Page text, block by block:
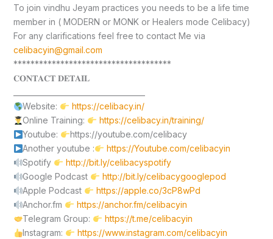
To join vindhu Jeyam practices you needs to be a life time
member in ( MODERN or MONK or Healers mode Celibacy)
For any clarifications feel free to contact Me via
celibacyin@gmail.com
*************************************
𝐂𝐎𝐍𝐓𝐀𝐂𝐓 𝐃𝐄𝐓𝐀𝐈𝐋
Website:
https://celibacy.in/
Online Training:
https://celibacy.in/training/
Youtube:
https://youtube.com/celibacy
Another youtube :
https://Youtube.com/celibacyin
Spotify
http://bit.ly/celibacyspotify
Google Podcast
http://bit.ly/celibacygooglepod
Apple Podcast
https://apple.co/3cP8wPd
Anchor.fm
https://anchor.fm/celibacyin
Telegram Group:
https://t.me/celibacyin
Instagram:
https://www.instagram.com/celibacyin